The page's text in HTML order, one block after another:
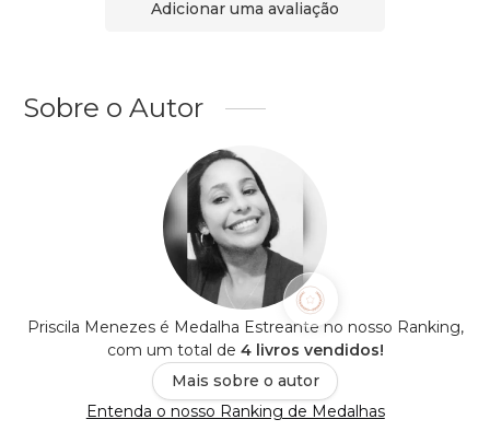
Adicionar uma avaliação
Sobre o Autor
Priscila Menezes é Medalha Estreante no nosso Ranking,
com um total de 4 livros vendidos!
Mais sobre o autor
Entenda o nosso Ranking de Medalhas